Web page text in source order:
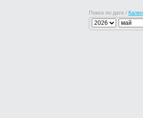
Поиск по дате /